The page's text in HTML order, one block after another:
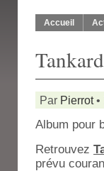
Accueil
Par Pierrot•
Album pour
Retrouvez
prévu